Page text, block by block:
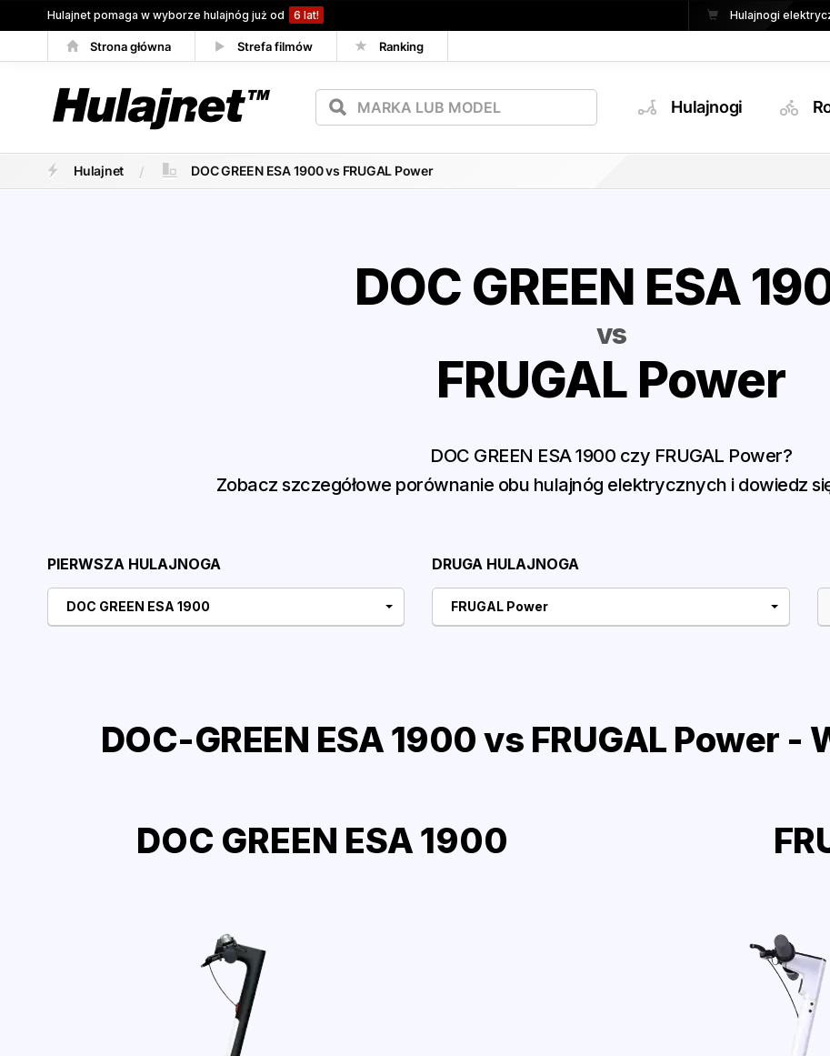
Hulajnet pomaga w wyborze hulajnóg już od 6 lat! Hulajnogi
Strona główna Strefa filmów Ranking
Hulajnogi
Hulajnet DOC GREEN ESA 1900 vs FRUGAL Power
DOC GREEN ESA
vs
FRUGAL Power
DOC GREEN ESA 1900 czy FRUGAL Power?
Zobacz szczegółowe porównanie obu hulajnóg elektrycznych i dowiedz
PIERWSZA HULAJNOGA
DOC GREEN ESA 1900
DRUGA HULAJNOGA
FRUGAL Power
DOC-GREEN ESA 1900 vs FRUGAL Power
DOC GREEN ESA 1900